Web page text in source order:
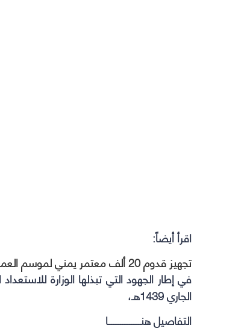
اقرأ أيضاً:
تجهيز قدوم 20 ألف معتمر يمني لموسم العمرة
في إطار الجهود التي تبذلها الوزارة
الجاري 1439هـ،
التفاصيل هنــــــــــــــــــا